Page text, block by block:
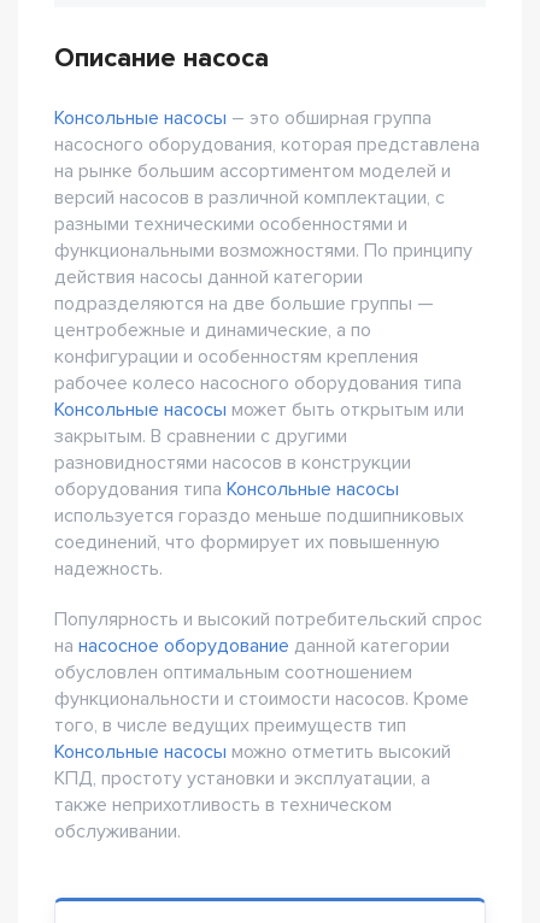
Описание насоса
Консольные насосы – это обширная группа
насосного оборудования, которая представлена
на рынке большим ассортиментом моделей и
версий насосов в различной комплектации, с
разными техническими особенностями и
функциональными возможностями. По принципу
действия насосы данной категории
подразделяются на две большие группы —
центробежные и динамические, а по
конфигурации и особенностям крепления
рабочее колесо насосного оборудования типа
Консольные насосы может быть открытым или
закрытым. В сравнении с другими
разновидностями насосов в конструкции
оборудования типа Консольные насосы
используется гораздо меньше подшипниковых
соединений, что формирует их повышенную
надежность.
Популярность и высокий потребительский спрос
на насосное оборудование данной категории
обусловлен оптимальным соотношением
функциональности и стоимости насосов. Кроме
того, в числе ведущих преимуществ тип
Консольные насосы можно отметить высокий
КПД, простоту установки и эксплуатации, а
также неприхотливость в техническом
обслуживании.